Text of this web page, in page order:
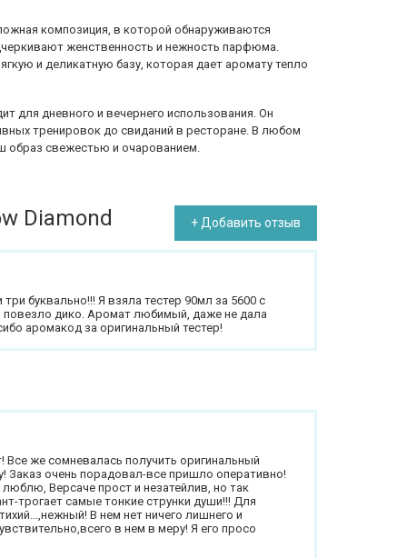
композиция, в которой обнаруживаются
женственность и нежность парфюма.
и деликатную базу, которая дает аромату тепло
для дневного и вечернего использования. Он
тренировок до свиданий в ресторане. В любом
образ свежестью и очарованием.
Diamond + Добавить отзыв
буквально!!! Я взяла тестер 90мл за 5600 с
повезло дико. Аромат любимый, даже не дала
аромакод за оригинальный тестер!
же сомневалась получить оригинальный
Заказ очень порадовал-все пришло оперативно!
Версаче прост и незатейлив, но так
трогает самые тонкие струнки души!!! Для
В нем нет ничего лишнего и
в нем в меру! Я его просо